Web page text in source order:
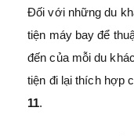
Đối với những du
tiện máy bay để
đến của mỗi du
tiện đi lại thích hợp
11.